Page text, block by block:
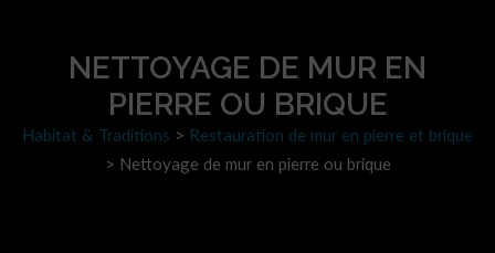
NETTOYAGE DE MUR EN
PIERRE OU BRIQUE
Habitat & Traditions > Restauration de mur en pierre et brique
> Nettoyage de mur en pierre ou brique